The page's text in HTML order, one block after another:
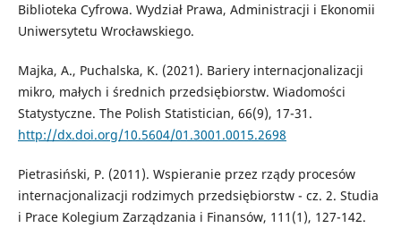
Biblioteka Cyfrowa. Wydział Prawa, Administracji i Ekonomii
Uniwersytetu Wrocławskiego.
Majka, A., Puchalska, K. (2021). Bariery internacjonalizacji
mikro, małych i średnich przedsiębiorstw. Wiadomości
Statystyczne. The Polish Statistician, 66(9), 17-31.
http://dx.doi.org/10.5604/01.3001.0015.2698
Pietrasiński, P. (2011). Wspieranie przez rządy procesów
internacjonalizacji rodzimych przedsiębiorstw - cz. 2. Studia
i Prace Kolegium Zarządzania i Finansów, 111(1), 127-142.